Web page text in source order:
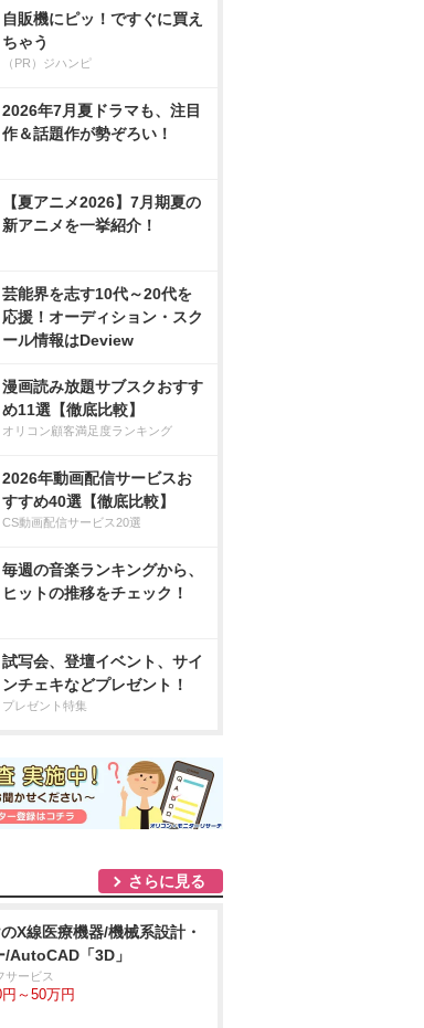
自販機にピッ！ですぐに買え
ちゃう
（PR）ジハンピ
2026年7月夏ドラマも、注目
作＆話題作が勢ぞろい！
【夏アニメ2026】7月期夏の
新アニメを一挙紹介！
芸能界を志す10代～20代を
応援！オーディション・スク
ール情報はDeview
漫画読み放題サブスクおすす
め11選【徹底比較】
オリコン顧客満足度ランキング
2026年動画配信サービスお
すすめ40選【徹底比較】
CS動画配信サービス20選
毎週の音楽ランキングから、
ヒットの推移をチェック！
試写会、登壇イベント、サイ
ンチェキなどプレゼント！
プレゼント特集
さらに見る
X線医療機器/機械系設計・
/AutoCAD「3D」
サービス
～50万円